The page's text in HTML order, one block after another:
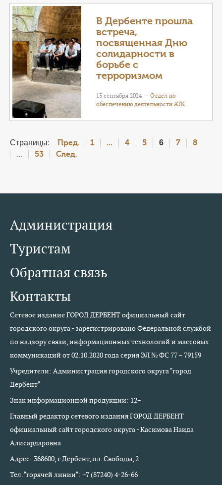
В Дербенте прошла
встреча,
посвященная Дню
солидарности в
борьбе с
терроризмом
13 сентября 2024 —Отдел по
обеспечению деятельности АТК
Страницы: Пред. 1 ... 4 5 6 7
8
...
53 След.
Администрация
Туристам
Обратная связь
Контакты
Сетевое издание ГОРОД ДЕРБЕНТ официальный сайт
городского округа - зарегистрировано Федеральной службой
по надзору связи, информационных технологий и массовых
коммуникаций от 02.10.2020 года серия ЭЛ № ФС 77 – 79159
Учредители: Администрация городского округа "город
Дербент"
Знак информационной продукции: 12+
Главный редактор сетевого издания ГОРОД ДЕРБЕНТ
официальный сайт городского округа - Касимова Наида
Алисардаровна
Адрес: 368600, г.Дербент, пл. Свободы, 2
Тел. "горячей линии": +7 (87240) 4-26-66